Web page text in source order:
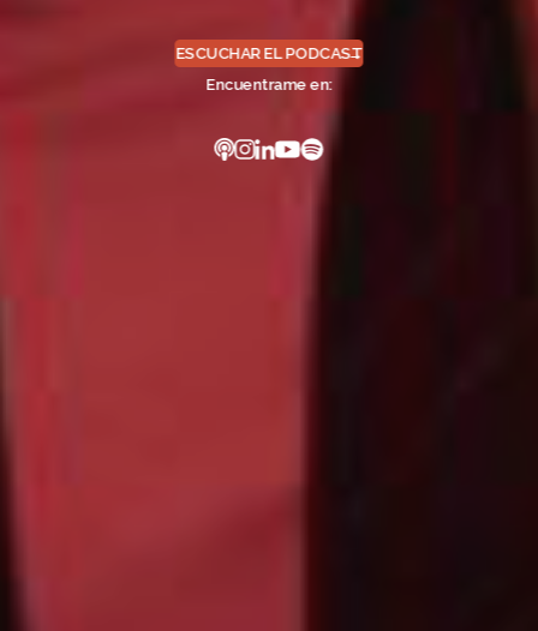
ESCUCHAR EL PODCAST
Encuentrame en:
Podcast
Instagram
Linkedin
YouTube
Spotify